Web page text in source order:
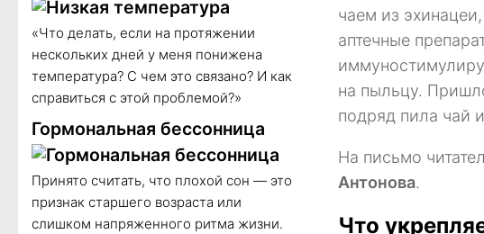
чаем из
аптечные
на пыльцу.
подряд пила чай
На письмо
Антонова.
Что
«Что делать, если на протяжении
нескольких дней у меня понижена
температура? С чем это связано? И как
справиться с этой проблемой?»
Гормональная бессонница
Принято считать, что плохой сон — это
признак старшего возраста или
слишком напряженного ритма жизни.